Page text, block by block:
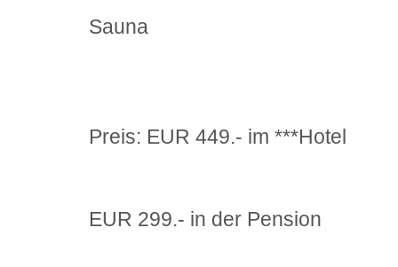
Sauna
Preis: EUR 449.- im ***Hotel
EUR 299.- in der Pension